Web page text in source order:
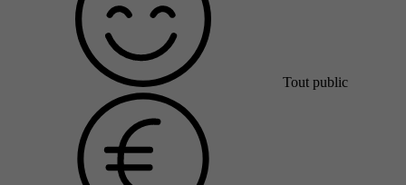
Tout public